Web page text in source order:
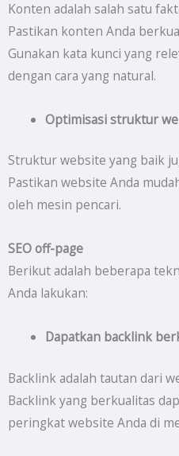
Konten adalah salah satu
Pastikan konten Anda
Gunakan kata kunci yang
dengan cara yang natural.
Optimisasi struktur
Struktur website yang baik
Pastikan website Anda
oleh mesin pencari.
SEO off-page
Berikut adalah beberapa
Anda lakukan:
Dapatkan backlink
Backlink adalah tautan dari
Backlink yang berkualitas
peringkat website Anda di